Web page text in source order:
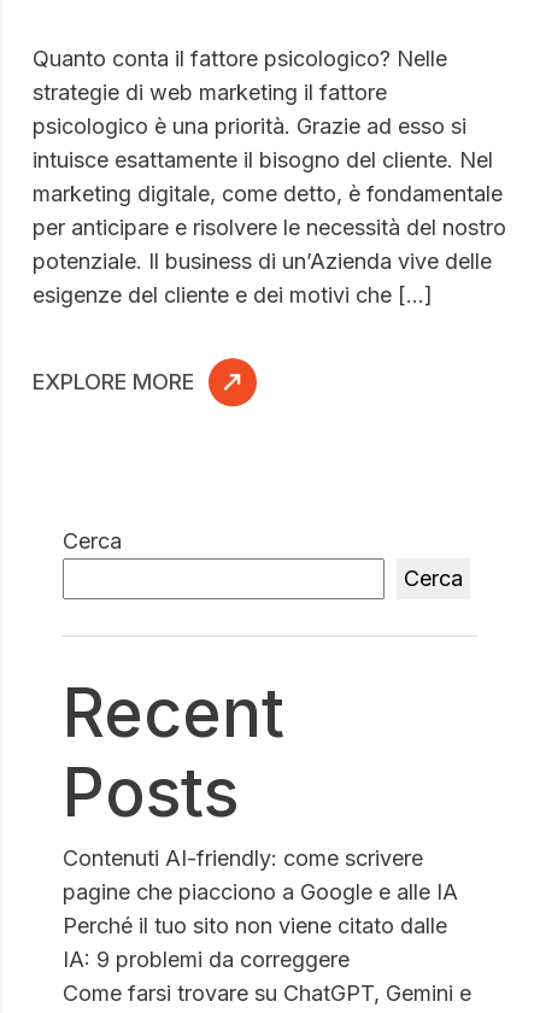
Quanto conta il fattore psicologico? Nelle
strategie di web marketing il fattore
psicologico è una priorità. Grazie ad esso si
intuisce esattamente il bisogno del cliente. Nel
marketing digitale, come detto, è fondamentale
per anticipare e risolvere le necessità del nostro
potenziale. Il business di un’Azienda vive delle
esigenze del cliente e dei motivi che […]
EXPLORE MORE
Cerca
Cerca
Recent
Posts
Contenuti AI-friendly: come scrivere
pagine che piacciono a Google e alle IA
Perché il tuo sito non viene citato dalle
IA: 9 problemi da correggere
Come farsi trovare su ChatGPT, Gemini e